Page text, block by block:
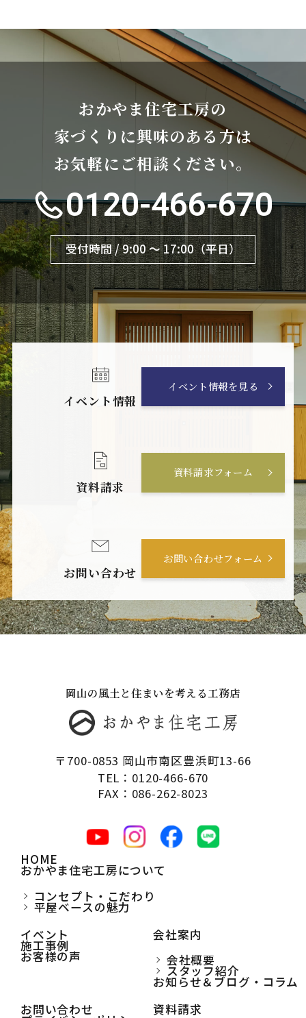
おかやま住宅工房の
家づくりに興味のある方は
お気軽にご相談ください。
0120-466-670
受付時間 / 9:00 〜 17:00（平日）
イベント情報
イベント情報を見る
資料請求
資料請求フォーム
お問い合わせ
お問い合わせフォーム
岡山の風土と住まいを考える工務店
〒700-0853 岡山市南区豊浜町13-66
TEL：0120-466-670
FAX：086-262-8023
HOME
おかやま住宅工房について
コンセプト・こだわり
平屋ベースの魅力
イベント
施工事例
お客様の声
会社案内
会社概要
スタッフ紹介
お知らせ＆ブログ・コラム
お問い合わせ
資料請求